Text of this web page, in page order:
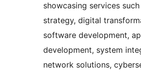
showcasing services
strategy, digital
software development,
development, system
network solutions,